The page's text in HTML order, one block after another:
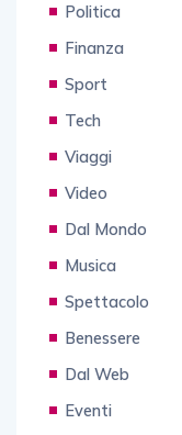
Politica
Finanza
Sport
Tech
Viaggi
Video
Dal Mondo
Musica
Spettacolo
Benessere
Dal Web
Eventi